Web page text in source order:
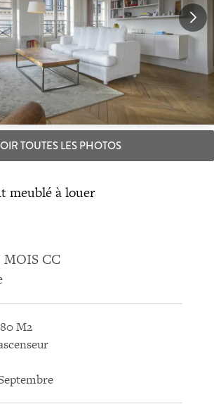
TOUTES LES PHOTOS
meublé à louer
MOIS CC
M2